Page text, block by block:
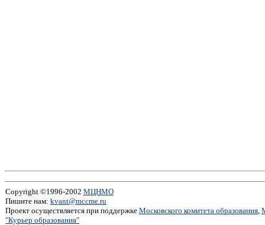
Copyright ©1996-2002 МЦНМО
Пишите нам: kvant@mccme.ru
Проект осуществляется при поддержке Московского комитета образования,
"Курьер образования"